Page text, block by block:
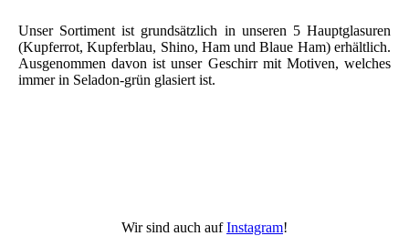
Unser Sortiment ist grundsätzlich in unseren 5 Hauptglasuren
(Kupferrot, Kupferblau, Shino, Ham und Blaue Ham) erhältlich.
Ausgenommen davon ist unser Geschirr mit Motiven, welches
immer in Seladon-grün glasiert ist.
Wir sind auch aufInstagram!